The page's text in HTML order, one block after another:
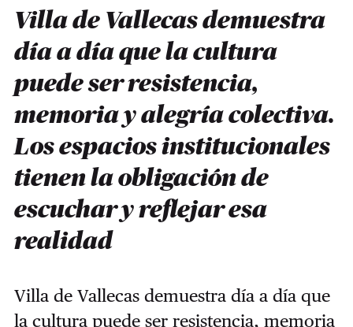
Villa de Vallecas demuestra
día a día que la cultura
puede ser resistencia,
memoria y alegría colectiva.
Los espacios institucionales
tienen la obligación de
escuchar y reflejar esa
realidad
Villa de Vallecas demuestra día a día que
la cultura puede ser resistencia, memoria